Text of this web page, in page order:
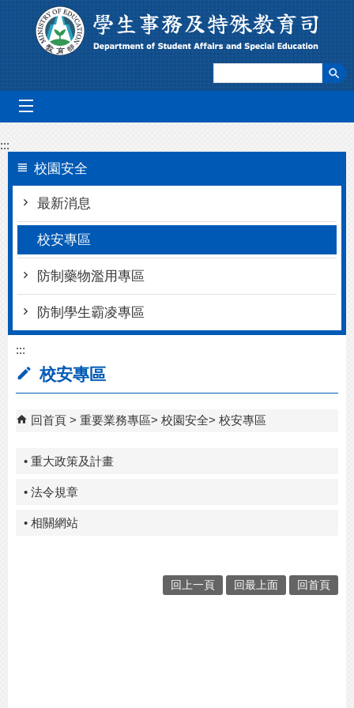
跳到主要內容區塊
:::
校園安全
最新消息
校安專區
防制藥物濫用專區
防制學生霸凌專區
:::
校安專區
回首頁 重要業務專區 校園安全 校安專區
• 重大政策及計畫
• 法令規章
• 相關網站
回上一頁 回最上面 回首頁